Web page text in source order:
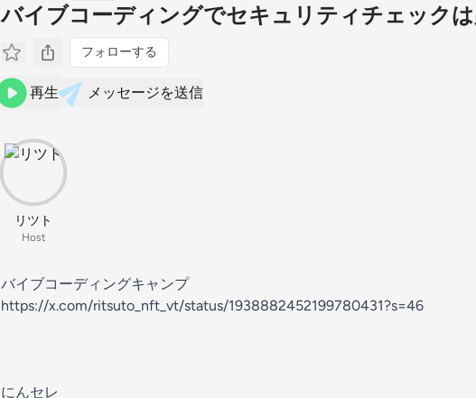
バイブコーディングでセキュリティチェックは
フォローする
再生 メッセージを送信
リツト
Host
バイブコーディングキャンプ
https://x.com/ritsuto_nft_vt/status/1938882452199780431?s=46
にんセレ